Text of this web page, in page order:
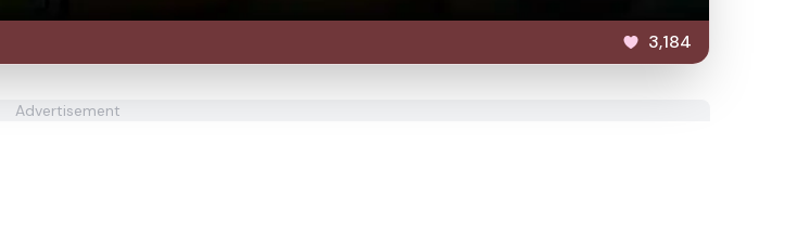
3,184
Advertisement